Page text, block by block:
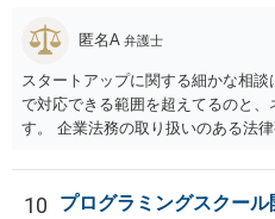
匿名A 弁護士
スタートアップに関する細かな相
で対応できる範囲を超えてるのと
す。 企業法務の取り扱いのある法
す。
10
プログラミングスクー